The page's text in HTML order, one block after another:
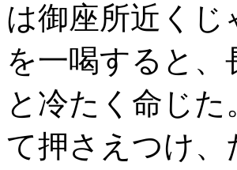
は御座所近くじ
を一喝すると
と冷たく命じ
て押さえつけ